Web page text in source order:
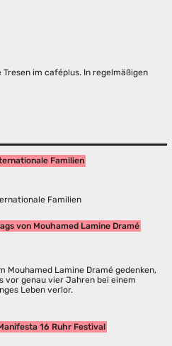
im caféplus. In regelmäßigen
Familien
Familien
von Mouhamed Lamine Dramé
Mouhamed Lamine Dramé gedenken,
vor genau vier Jahren bei einem
Leben verlor.
16 Ruhr Festival